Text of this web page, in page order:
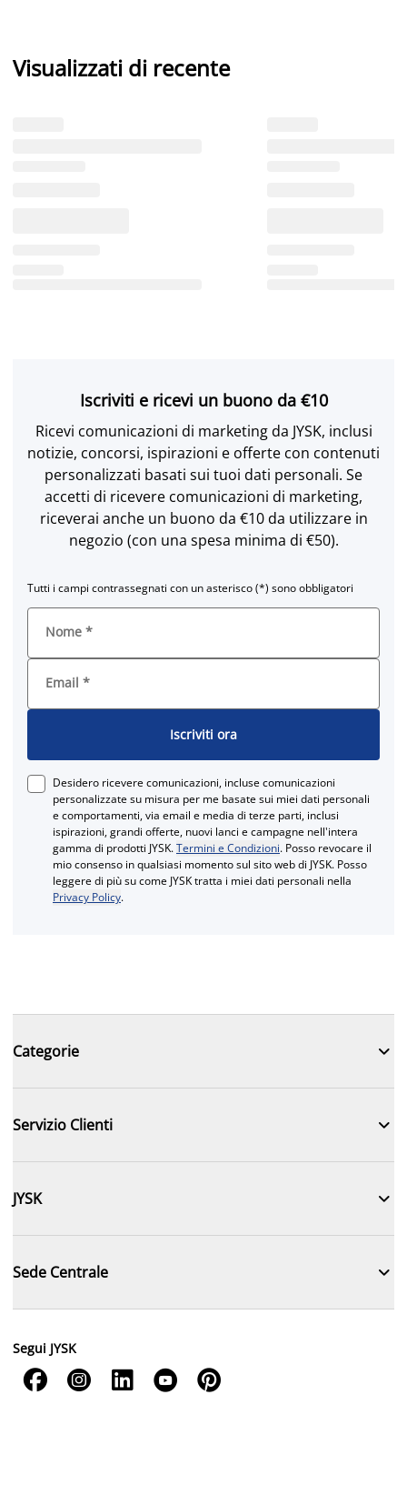
Visualizzati di recente
Iscriviti e ricevi un buono da €10
Ricevi comunicazioni di marketing da JYSK, inclusi
notizie, concorsi, ispirazioni e offerte con contenuti
personalizzati basati sui tuoi dati personali. Se
accetti di ricevere comunicazioni di marketing,
riceverai anche un buono da €10 da utilizzare in
negozio (con una spesa minima di €50).
Tutti i campi contrassegnati con un asterisco (*) sono obbligatori
Nome *
Email *
Iscriviti ora
Desidero ricevere comunicazioni, incluse comunicazioni
personalizzate su misura per me basate sui miei dati personali
e comportamenti, via email e media di terze parti, inclusi
ispirazioni, grandi offerte, nuovi lanci e campagne nell'intera
gamma di prodotti JYSK.Termini e Condizioni. Posso revocare il
mio consenso in qualsiasi momento sul sito web di JYSK. Posso
leggere di più su come JYSK tratta i miei dati personali nella
Privacy Policy.
Categorie 
Servizio Clienti 
JYSK 
Sede Centrale 
Segui JYSK
    